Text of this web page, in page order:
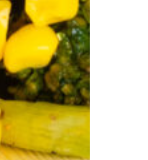
vegetarisch
knusprige Halloumi Fries mit Basilikum Pesto ·
Fingerfood,
Mezze & Dips
ab 30,00 € für 20Stück
(inkl. MwSt.)